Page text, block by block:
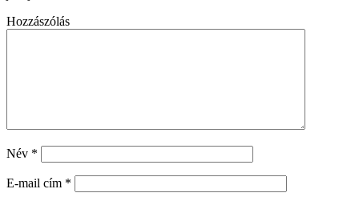
Hozzászólás
Név *
E-mail cím *